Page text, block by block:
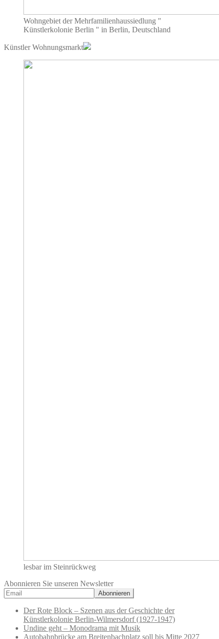
Wohngebiet der Mehrfamilienhaussiedlung "
Künstlerkolonie Berlin " in Berlin, Deutschland
Künstler Wohnungsmarkt
lesbar im Steinrückweg
Abonnieren Sie unseren Newsletter
Der Rote Block – Szenen aus der Geschichte der
Künstlerkolonie Berlin-Wilmersdorf (1927-1947)
Undine geht – Monodrama mit Musik
Autobahnbrücke am Breitenbachplatz soll bis Mitte 2027